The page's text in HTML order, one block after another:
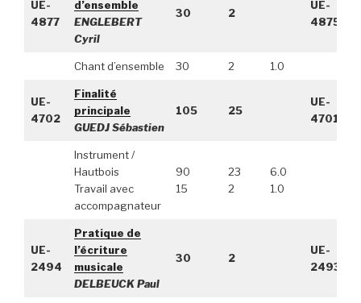
UE-
4877
d’ensemble
ENGLEBERT
Cyril
30 2
UE-
4875
Chant d’ensemble 30 2 1.0
UE-
4702
Finalité
principale
GUEDJ Sébastien
105 25
UE-
4701
Instrument /
Hautbois
Travail avec
accompagnateur
90
15
23
2
6.0
1.0
UE-
2494
Pratique de
l’écriture
musicale
DELBEUCK Paul
30 2
UE-
2493